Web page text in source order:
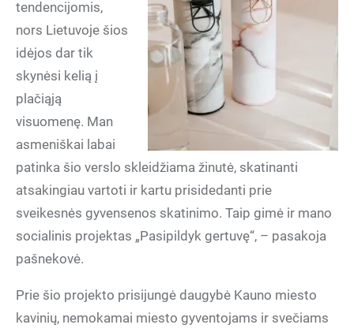
tendencijomis,
nors Lietuvoje šios
idėjos dar tik
skynėsi kelią į
plačiąją
visuomenę. Man
asmeniškai labai
patinka šio verslo skleidžiama žinutė, skatinanti
atsakingiau vartoti ir kartu prisidedanti prie
sveikesnės gyvensenos skatinimo. Taip gimė ir mano
socialinis projektas „Pasipildyk gertuvę“, – pasakoja
pašnekovė.
Prie šio projekto prisijungė daugybė Kauno miesto
kavinių, nemokamai miesto gyventojams ir svečiams